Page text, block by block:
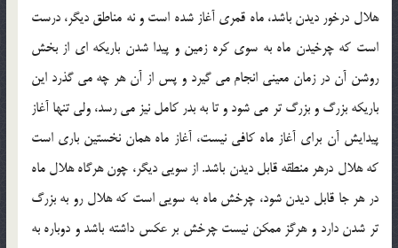
هلال درخور ديدن باشد، ماه قمري آغاز شده است و نه مناطق ديگر، درست
است كه چرخيدن ماه به سوي كره زمين و پيدا شدن باريكه اي از بخش
روشن آن در زمان معيني انجام مي گيرد و پس از آن هر چه مي گذرد اين
باريكه بزرگ و بزرگ تر مي شود و تا به بدر كامل نيز مي رسد، ولي تنها آغاز
پيدايش آن براي آغاز ماه كافي نيست، آغاز ماه همان نخستين باري است
كه هلال درهر منطقه قابل ديدن باشد. از سويي ديگر، چون هرگاه هلال ماه
در هر جا قابل ديدن شود، چرخش ماه به سويي است كه هلال رو به بزرگ
تر شدن دارد و هرگز ممكن نيست چرخش بر عكس داشته باشد و دوباره به